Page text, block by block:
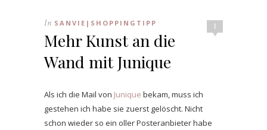
1
In SANVIE|SHOPPINGTIPP
Mehr Kunst an die
Wand mit Junique
Als ich die Mail von Junique bekam, muss ich
gestehen ich habe sie zuerst gelöscht. Nicht
schon wieder so ein oller Posteranbieter habe